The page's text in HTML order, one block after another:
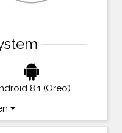
8.1 (Oreo)